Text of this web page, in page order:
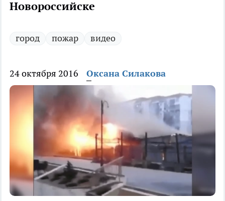
Новороссийске
город пожар видео
24 октября 2016 Оксана Силакова